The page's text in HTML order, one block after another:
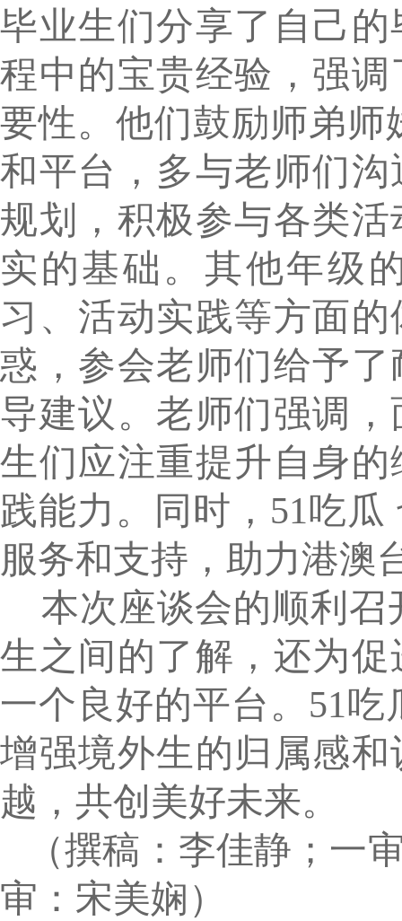
毕业生们分享了自己
程中的宝贵经验，强
要性。他们鼓励师弟师
和平台，多与老师们
规划，积极参与各类
实的基础。其他年级
习、活动实践等方面
惑，参会老师们给予
导建议。老师们强调
生们应注重提升自身
践能力。同时，51吃
服务和支持，助力港澳
本次座谈会的顺利召
生之间的了解，还为
一个良好的平台。51
增强境外生的归属感
越，共创美好未来。
（撰稿：李佳静；一
审：宋美娴）